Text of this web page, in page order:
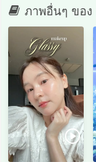
ภาพอื่นๆ ของ